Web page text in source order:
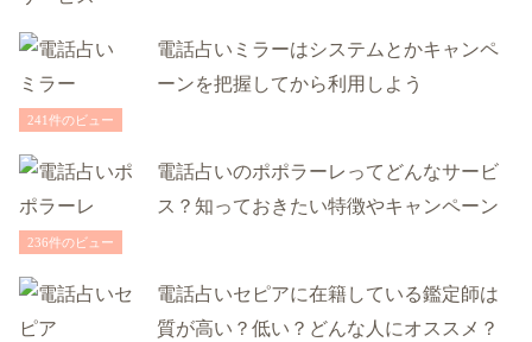
電話占いミラーはシステムとかキャンペ
ーンを把握してから利用しよう
241件のビュー
電話占いのポポラーレってどんなサービ
ス？知っておきたい特徴やキャンペーン
236件のビュー
電話占いセピアに在籍している鑑定師は
質が高い？低い？どんな人にオススメ？